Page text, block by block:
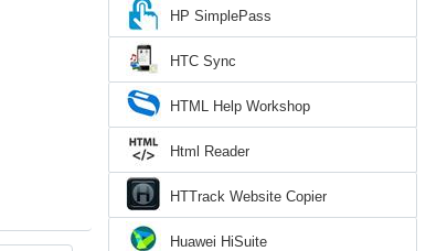
HP SimplePass
HTC Sync
HTML Help Workshop
Html Reader
HTTrack Website Copier
Huawei HiSuite